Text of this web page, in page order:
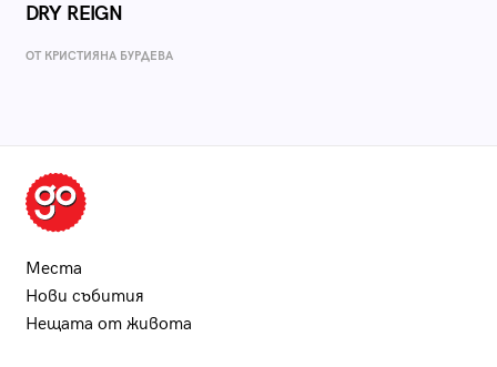
DRY REIGN
ОТ КРИСТИЯНА БУРДЕВА
Места
Нови събития
Нещата от живота